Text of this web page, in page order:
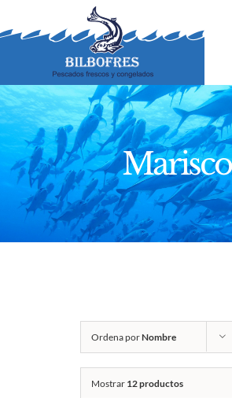
al
Marisco
Ordena porNombre
Mostrar 12 productos